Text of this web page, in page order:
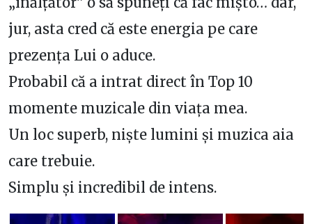
jur, asta cred că este energia pe care
prezența Lui o aduce.
Probabil că a intrat direct în Top 10
momente muzicale din viața mea.
Un loc superb, niște lumini și muzica aia
care trebuie.
Simplu și incredibil de intens.